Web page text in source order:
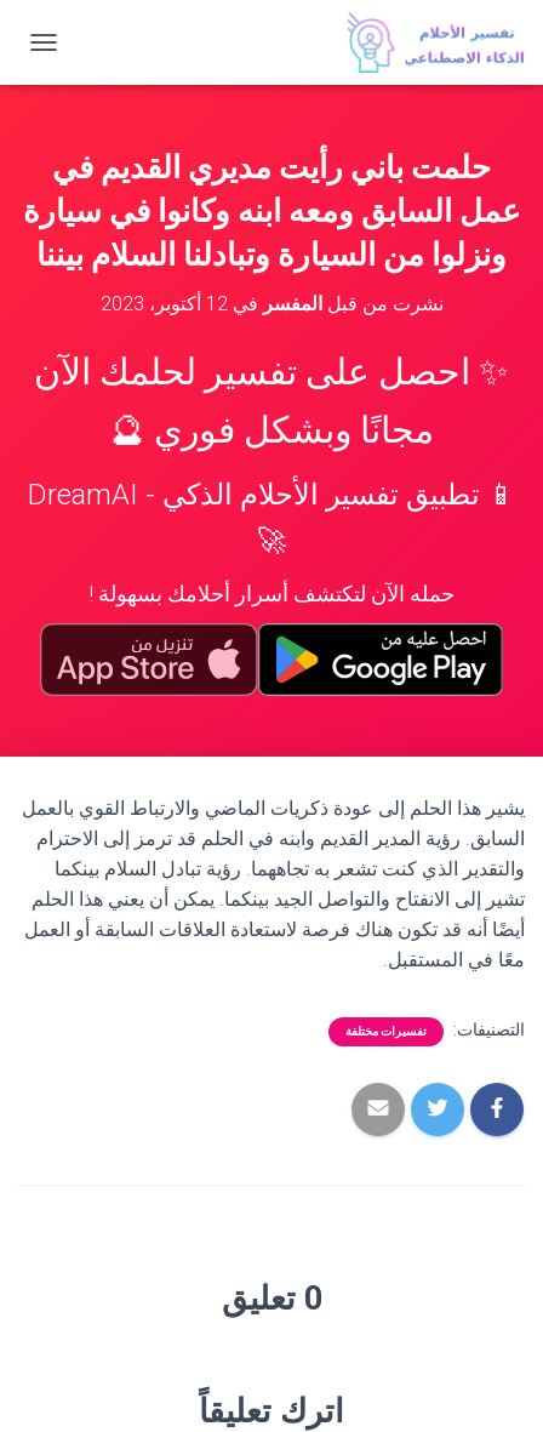
ب
ت
ن
ق
حلمت باني رأيت مديري القديم في
عمل السابق ومعه ابنه وكانوا في سيارة
ونزلوا من السيارة وتبادلنا السلام بيننا
نشرت من قبلالمفسر في12 أكتوبر، 2023
✨ احصل على تفسير لحلمك الآن
مجانًا وبشكل فوري 🔮
📱 تطبيق تفسير الأحلام الذكي - DreamAI
🚀
حمله الآن لتكتشف أسرار أحلامك بسهولة !
يشير هذا الحلم إلى عودة ذكريات الماضي والارتباط القوي بالعمل
السابق. رؤية المدير القديم وابنه في الحلم قد ترمز إلى الاحترام
والتقدير الذي كنت تشعر به تجاههما. رؤية تبادل السلام بينكما
تشير إلى الانفتاح والتواصل الجيد بينكما. يمكن أن يعني هذا الحلم
أيضًا أنه قد تكون هناك فرصة لاستعادة العلاقات السابقة أو العمل
معًا في المستقبل.
التصنيفات: تفسيرات مختلفة
0 تعليق
اترك تعليقاً